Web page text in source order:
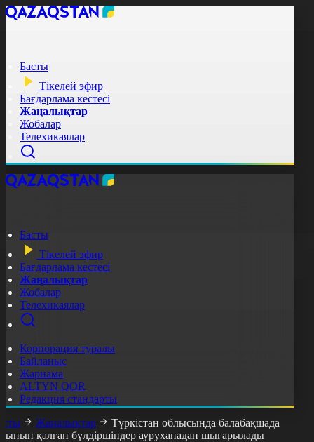
Басты
Тікелей эфир
Бағдарлама кестесі
Жаңалықтар
Жобалар
Телехикаялар
Басты
Тікелей эфир
Бағдарлама кестесі
Жаңалықтар
Жобалар
Телехикаялар
Корпорация туралы
Байланыс
Жарнама
ALTYN QOR
Редакция стандарты
Жаңалықтар
Түркістан облысында балабақшада
қалған бүлдіршіндер ауруханадан шығарылады